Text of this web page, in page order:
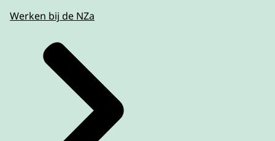
Werken bij de NZa